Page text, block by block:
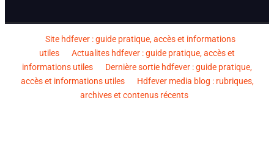
Site hdfever : guide pratique, accès et informations
utiles
Actualites hdfever : guide pratique, accès et
informations utiles
Dernière sortie hdfever : guide pratique,
accès et informations utiles
Hdfever media blog : rubriques,
archives et contenus récents